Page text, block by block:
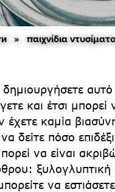
παιχνίδια
και έτσι
έχετε καμία
δείτε πόσο
να είναι
να